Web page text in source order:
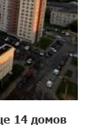
14 домов